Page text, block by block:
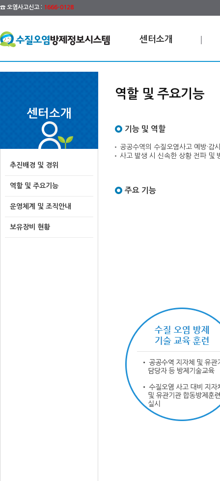
☎ 오염사고신고 : 1666-0128
센터소개
센터소개
추진배경 및 경위
역할 및 주요기능
운영체계 및 조직안내
보유장비 현황
역할 및 주요기능
기능 및 역할
공공수역의 수질오염사고 예방·감
사고 발생 시 신속한 상황 전파 및
주요 기능